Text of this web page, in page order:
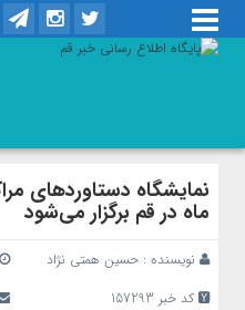
نمایشگاه دستاوردهای
ماه در قم برگزار می‌شود
نویسنده : حسین همتی نژاد
کد خبر 157293